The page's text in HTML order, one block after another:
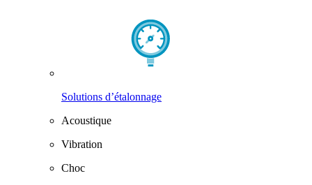
Solutions d’étalonnage
Acoustique
Vibration
Choc